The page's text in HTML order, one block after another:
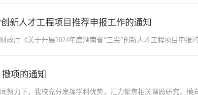
新人才工程项目推荐申报工作的通知
政厅《关于开展2024年度湖南省“三尖”创新人才工程项目申报
项的通知
努力下，我校充分发挥学科优势，汇力聚焦相关课题研究，横